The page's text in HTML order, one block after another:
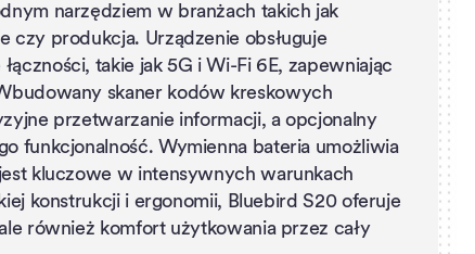
narzędziem w branżach takich jak
czy produkcja. Urządzenie obsługuje
takie jak 5G i Wi-Fi 6E, zapewniając
skaner kodów kreskowych
przetwarzanie informacji, a opcjonalny
funkcjonalność. Wymienna bateria umożliwia
kluczowe w intensywnych warunkach
konstrukcji i ergonomii, Bluebird S20 oferuje
również komfort użytkowania przez cały